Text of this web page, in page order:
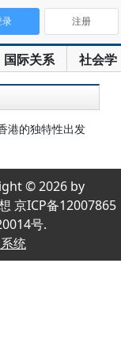
国际关系 社会学
录 注册
港的独特性出发
© 2026 by
京ICP备12007865
号.
统